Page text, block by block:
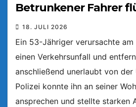
Betrunkener Fahrer
18. JULI 2026
Ein 53-Jähriger verursachte
einen Verkehrsunfall und
anschließend unerlaubt von der
Polizei konnte ihn an seiner
ansprechen und stellte starken